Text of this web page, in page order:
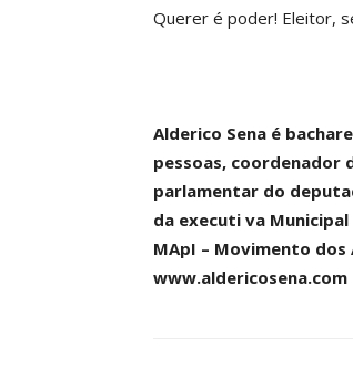
Querer é poder! Eleitor,
Alderico Sena é
pessoas, coordenador
parlamentar do
da executi va
MApI – Movimento dos
www.aldericosena.com